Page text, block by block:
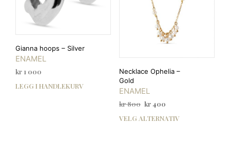
Gianna hoops – Silver
ENAMEL
kr 1 000
LEGG I HANDLEKURV
Necklace Ophelia –
Gold
ENAMEL
kr800 Opprinnelig
var:
kr400Nåværende
er:
VELG ALTERNATIV